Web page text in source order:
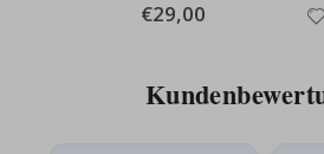
Special
Price
€29,00